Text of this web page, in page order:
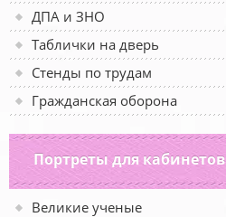
ДПА и ЗНО
Таблички на дверь
Стенды по трудам
Гражданская оборона
Портреты для кабинетов
Великие ученые